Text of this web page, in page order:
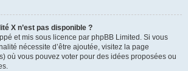
X n’est pas disponible ?
et mis sous licence par phpBB Limited. Si vous
nécessite d’être ajoutée, visitez la page
où vous pouvez voter pour des idées proposées ou